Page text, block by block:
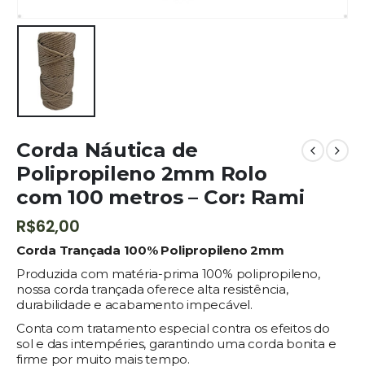
Corda Náutica de
Polipropileno 2mm Rolo
com 100 metros – Cor: Rami
R$62,00
Corda Trançada 100% Polipropileno 2mm
Produzida com matéria-prima 100% polipropileno,
nossa corda trançada oferece alta resistência,
durabilidade e acabamento impecável.
Conta com tratamento especial contra os efeitos do
sol e das intempéries, garantindo uma corda bonita e
firme por muito mais tempo.